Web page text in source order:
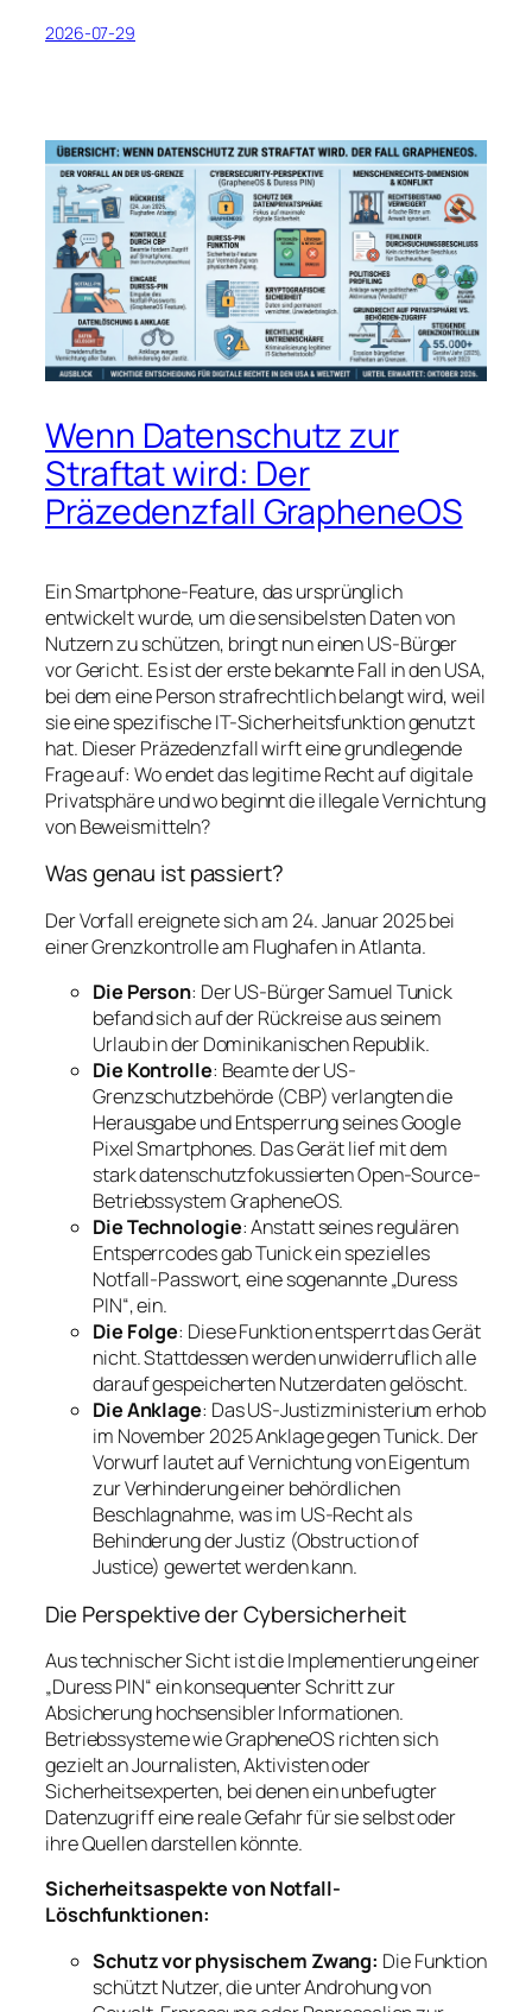
2026-07-29
Wenn Datenschutz zur
Straftat wird: Der
Präzedenzfall GrapheneOS
Ein Smartphone-Feature, das ursprünglich
entwickelt wurde, um die sensibelsten Daten von
Nutzern zu schützen, bringt nun einen US-Bürger
vor Gericht. Es ist der erste bekannte Fall in den USA,
bei dem eine Person strafrechtlich belangt wird, weil
sie eine spezifische IT-Sicherheitsfunktion genutzt
hat. Dieser Präzedenzfall wirft eine grundlegende
Frage auf: Wo endet das legitime Recht auf digitale
Privatsphäre und wo beginnt die illegale Vernichtung
von Beweismitteln?
Was genau ist passiert?
Der Vorfall ereignete sich am 24. Januar 2025 bei
einer Grenzkontrolle am Flughafen in Atlanta.
Die Person: Der US-Bürger Samuel Tunick
befand sich auf der Rückreise aus seinem
Urlaub in der Dominikanischen Republik.
Die Kontrolle: Beamte der US-
Grenzschutzbehörde (CBP) verlangten die
Herausgabe und Entsperrung seines Google
Pixel Smartphones. Das Gerät lief mit dem
stark datenschutzfokussierten Open-Source-
Betriebssystem GrapheneOS.
Die Technologie: Anstatt seines regulären
Entsperrcodes gab Tunick ein spezielles
Notfall-Passwort, eine sogenannte „Duress
PIN“, ein.
Die Folge: Diese Funktion entsperrt das Gerät
nicht. Stattdessen werden unwiderruflich alle
darauf gespeicherten Nutzerdaten gelöscht.
Die Anklage: Das US-Justizministerium erhob
im November 2025 Anklage gegen Tunick. Der
Vorwurf lautet auf Vernichtung von Eigentum
zur Verhinderung einer behördlichen
Beschlagnahme, was im US-Recht als
Behinderung der Justiz (Obstruction of
Justice) gewertet werden kann.
Die Perspektive der Cybersicherheit
Aus technischer Sicht ist die Implementierung einer
„Duress PIN“ ein konsequenter Schritt zur
Absicherung hochsensibler Informationen.
Betriebssysteme wie GrapheneOS richten sich
gezielt an Journalisten, Aktivisten oder
Sicherheitsexperten, bei denen ein unbefugter
Datenzugriff eine reale Gefahr für sie selbst oder
ihre Quellen darstellen könnte.
Sicherheitsaspekte von Notfall-
Löschfunktionen:
Schutz vor physischem Zwang: Die Funktion
schützt Nutzer, die unter Androhung von